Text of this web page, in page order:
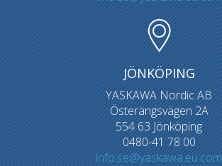
JÖNKÖPING
YASKAWA Nordic AB
Österängsvägen 2A
554 63 Jönköping
0480-41 78 00
info.se@yaskawa.eu.com